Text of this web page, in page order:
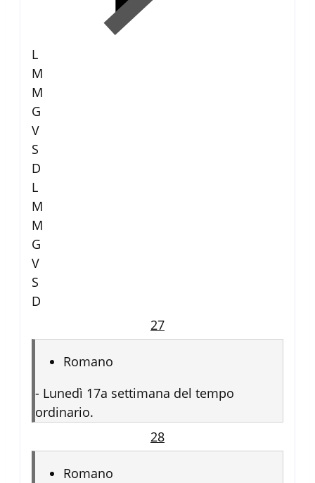
L
M
M
G
V
S
D
L
M
M
G
V
S
D
27
Romano
- Lunedì 17a settimana del tempo
ordinario.
28
Romano